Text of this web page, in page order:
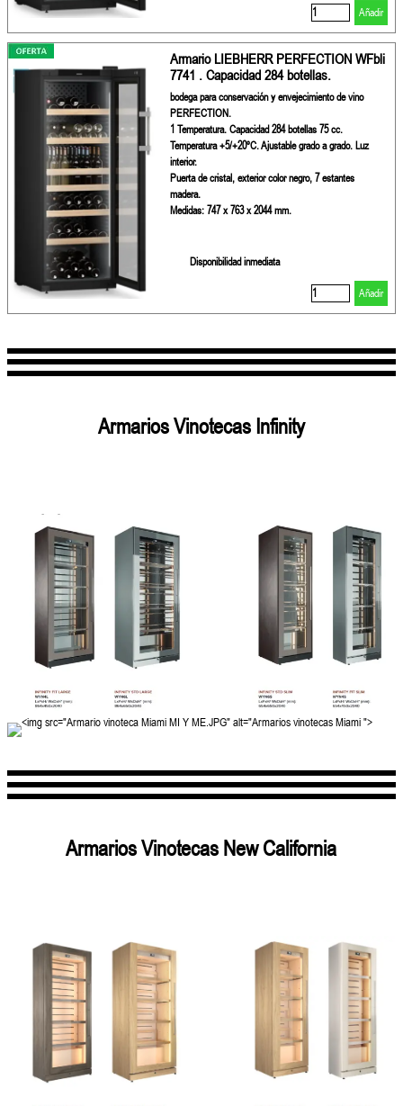
Añadir
Armario LIEBHERR PERFECTION WFbli
7741 . Capacidad 284 botellas.
bodega para conservación y envejecimiento de vino
PERFECTION.
1 Temperatura. Capacidad 284 botellas 75 cc.
Temperatura +5/+20ºC. Ajustable grado a grado. Luz
interior.
Puerta de cristal, exterior color negro, 7 estantes
madera.
Medidas: 747 x 763 x 2044 mm.
Disponibilidad inmediata
Añadir
Armarios Vinotecas Infinity
Armarios Vinotecas New California